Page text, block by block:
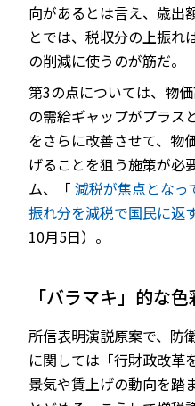
向があるとは言え、歳出
とでは、税収分の上振れ
の削減に使うのが筋だ。
第3の点については、物
の需給ギャップがプラス
をさらに改善させて、物
げることを狙う施策が必
ム、「 減税が焦点となっ
振れ分を減税で国民に返
10月5日）。
「バラマキ」的な
所信表明演説原案で、防
に関しては「行財政改革
景気や賃上げの動向を踏